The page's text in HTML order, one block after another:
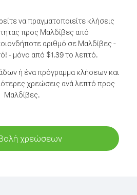
να πραγματοποιείτε κλήσεις
προς Μαλδίβες από
αριθμό σε Μαλδίβες -
- μόνο από $1.39 το λεπτό.
ή ένα πρόγραμμα κλήσεων και
χρεώσεις ανά λεπτό προς
Μαλδίβες.
χρεώσεων